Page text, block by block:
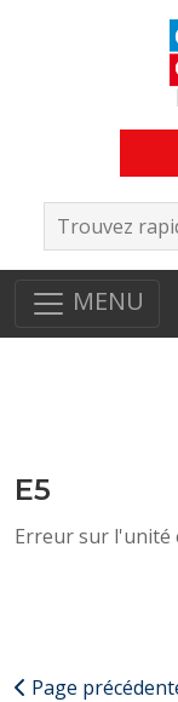
MENU
E5
Erreur sur l'unité
Page